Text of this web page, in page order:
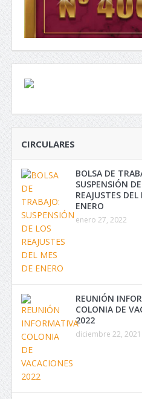
CIRCULARES
BOLSA DE
SUSPENSIÓN
REAJUSTES DEL
ENERO
enero 27, 2022
REUNIÓN
COLONIA DE
2022
diciembre 22, 2021